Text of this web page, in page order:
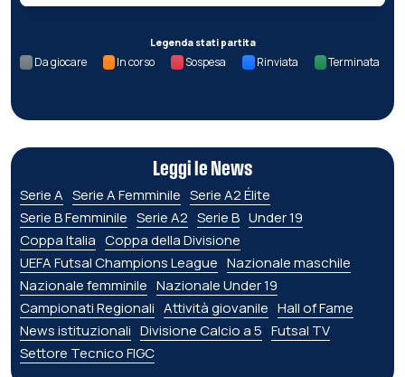
Legenda stati partita
Da giocare In corso Sospesa Rinviata Terminata
Leggi le News
Serie A Serie A Femminile Serie A2 Élite
Serie B Femminile Serie A2 Serie B Under 19
Coppa Italia Coppa della Divisione
UEFA Futsal Champions League Nazionale maschile
Nazionale femminile Nazionale Under 19
Campionati Regionali Attività giovanile Hall of Fame
News istituzionali Divisione Calcio a 5 Futsal TV
Settore Tecnico FIGC